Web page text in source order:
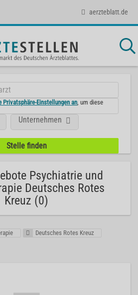
aerzteblatt.de
Privatsphäre-Einstellungen an , um diese
Unternehmen
Psychiatrie und
Deutsches Rotes
Kreuz (0)
Deutsches Rotes Kreuz